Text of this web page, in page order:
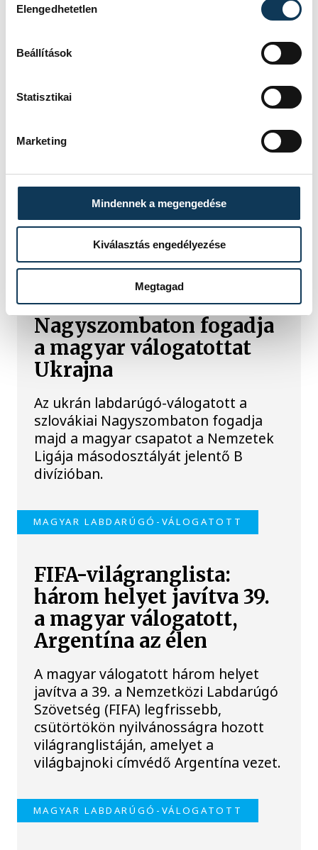
Elengedhetetlen
Beállítások
Statisztikai
Marketing
Mindennek a megengedése
Kiválasztás engedélyezése
Megtagad
TOVÁBBI CIKKEK
MAGYAR LABDARÚGÓ-VÁLOGATOTT
Nemzetek Ligája:
Nagyszombaton fogadja
a magyar válogatottat
Ukrajna
Az ukrán labdarúgó-válogatott a
szlovákiai Nagyszombaton fogadja
majd a magyar csapatot a Nemzetek
Ligája másodosztályát jelentő B
divízióban.
MAGYAR LABDARÚGÓ-VÁLOGATOTT
FIFA-világranglista:
három helyet javítva 39.
a magyar válogatott,
Argentína az élen
A magyar válogatott három helyet
javítva a 39. a Nemzetközi Labdarúgó
Szövetség (FIFA) legfrissebb,
csütörtökön nyilvánosságra hozott
világranglistáján, amelyet a
világbajnoki címvédő Argentína vezet.
MAGYAR LABDARÚGÓ-VÁLOGATOTT